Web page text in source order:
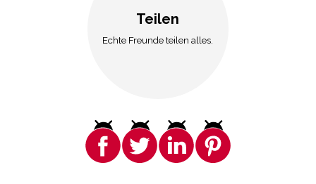
Teilen
Echte Freunde teilen alles.